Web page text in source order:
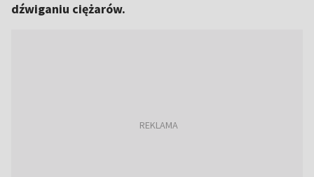
dźwiganiu ciężarów.